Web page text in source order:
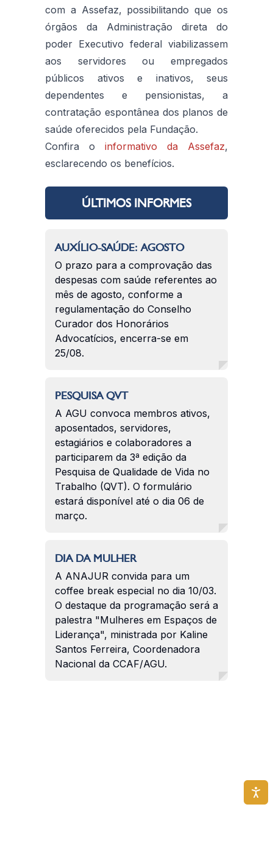
com a Assefaz, possibilitando que os
órgãos da Administração direta do
poder Executivo federal viabilizassem
aos servidores ou empregados
públicos ativos e inativos, seus
dependentes e pensionistas, a
contratação espontânea dos planos de
saúde oferecidos pela Fundação.
Confira o informativo da Assefaz,
esclarecendo os benefícios.
ÚLTIMOS INFORMES
AUXÍLIO-SAÚDE: AGOSTO
O prazo para a comprovação das
despesas com saúde referentes ao
mês de agosto, conforme a
regulamentação do Conselho
Curador dos Honorários
Advocatícios, encerra-se em
25/08.
PESQUISA QVT
A AGU convoca membros ativos,
aposentados, servidores,
estagiários e colaboradores a
participarem da 3ª edição da
Pesquisa de Qualidade de Vida no
Trabalho (QVT). O formulário
estará disponível até o dia 06 de
março.
DIA DA MULHER
A ANAJUR convida para um
coffee break especial no dia 10/03.
O destaque da programação será a
palestra "Mulheres em Espaços de
Liderança", ministrada por Kaline
Santos Ferreira, Coordenadora
Nacional da CCAF/AGU.